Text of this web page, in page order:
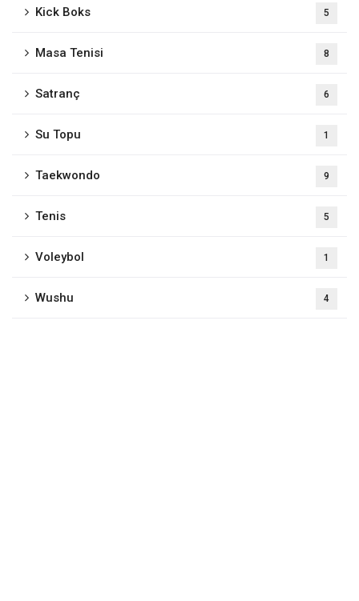
Kick Boks 5
Masa Tenisi 8
Satranç 6
Su Topu 1
Taekwondo 9
Tenis 5
Voleybol 1
Wushu 4